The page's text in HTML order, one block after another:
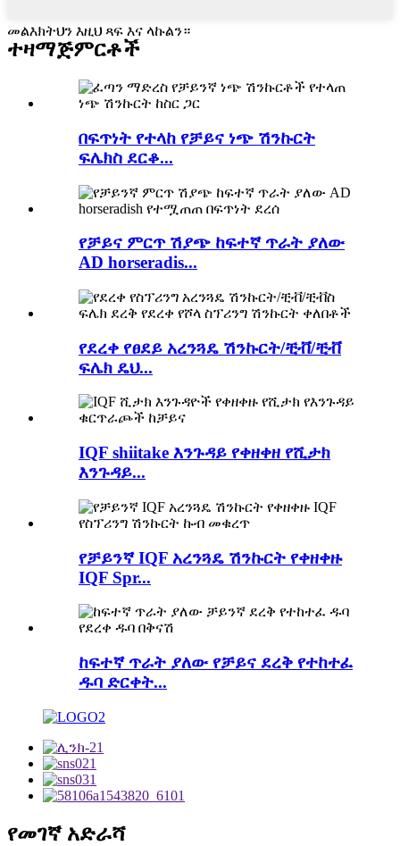
መልእክትህን እዚህ ጻፍ እና ላኩልን።
ተዛማጅምርቶች
በፍጥነት የተላከ የቻይና ነጭ ሽንኩርት
ፍሌክስ ደርቆ...
የቻይና ምርጥ ሽያጭ ከፍተኛ ጥራት ያለው
AD horseradis...
የደረቀ የፀደይ አረንጓዴ ሽንኩርት/ቺቭ/ቺቭ
ፍሌክ ዴህ...
IQF shiitake እንጉዳይ የቀዘቀዘ የሺታክ
እንጉዳይ...
የቻይንኛ IQF አረንጓዴ ሽንኩርት የቀዘቀዙ
IQF Spr...
ከፍተኛ ጥራት ያለው የቻይና ደረቅ የተከተፈ
ዱባ ድርቀት...
የመገኛ አድራሻ